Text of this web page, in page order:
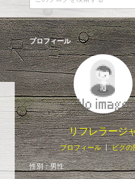
プロフィール
リフレラージ
プロフィール ピグの
性別：男性